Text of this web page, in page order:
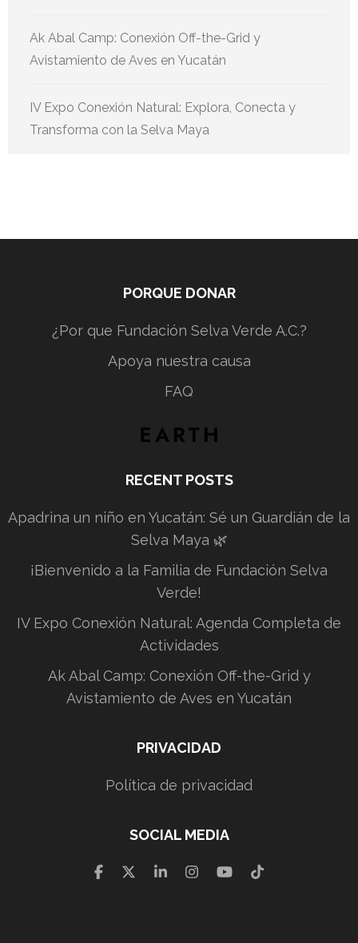
Ak Abal Camp: Conexión Off-the-Grid y
Avistamiento de Aves en Yucatán
IV Expo Conexión Natural: Explora, Conecta y
Transforma con la Selva Maya
PORQUE DONAR
¿Por que Fundación Selva Verde A.C.?
Apoya nuestra causa
FAQ
RECENT POSTS
Apadrina un niño en Yucatán: Sé un Guardián de la
Selva Maya 🌿
¡Bienvenido a la Familia de Fundación Selva
Verde!
IV Expo Conexión Natural: Agenda Completa de
Actividades
Ak Abal Camp: Conexión Off-the-Grid y
Avistamiento de Aves en Yucatán
PRIVACIDAD
Política de privacidad
SOCIAL MEDIA